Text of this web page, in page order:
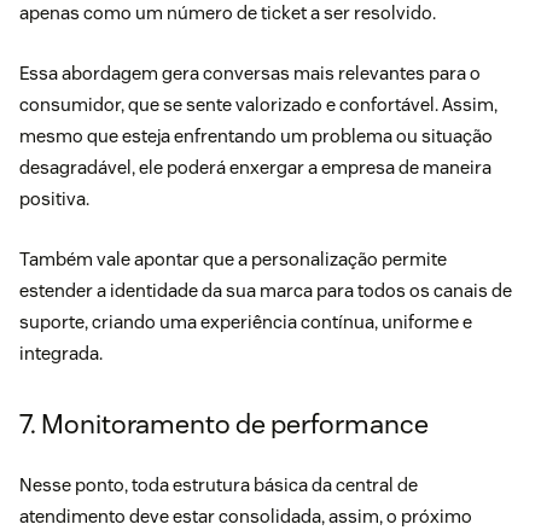
apenas como um número de ticket a ser resolvido.
Essa abordagem gera conversas mais relevantes para o
consumidor, que se sente valorizado e confortável. Assim,
mesmo que esteja enfrentando um problema ou situação
desagradável, ele poderá enxergar a empresa de maneira
positiva.
Também vale apontar que a personalização permite
estender a identidade da sua marca para todos os canais de
suporte, criando uma experiência contínua, uniforme e
integrada.
7. Monitoramento de performance
Nesse ponto, toda estrutura básica da central de
atendimento deve estar consolidada, assim, o próximo